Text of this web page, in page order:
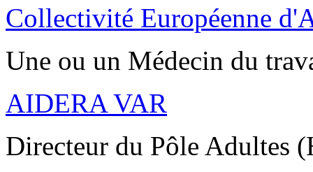
Collectivité Européenne
Une ou un Médecin du
AIDERA VAR
Directeur du Pôle Adultes